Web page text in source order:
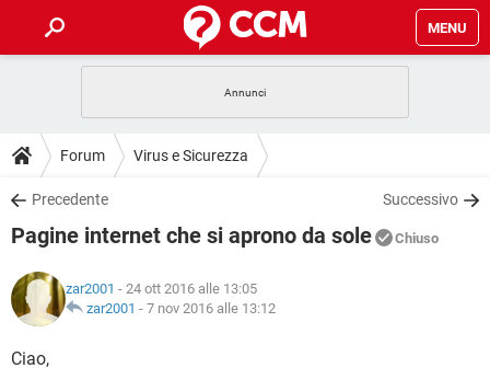
MENU
INTRATTENIMENTO ANDROID
iOS
INSTAGRAM WHATSAPP
TIKTOK
HARDWARE
GUIDE
COVID-19
INSTAGRAM
TIKTOK
HARDWARE
DOWNLOAD
COVID-19 GAMING
INTRATTENIMENTO
iOS WINDOWS 10
INSTAGRAM
FORUM
COVID-19
INTRATTENIMENTO
iOS
GLOSSARIO
COVID-19
Forum Virus e Sicurezza
Precedente Successivo
Pagine internet che si aprono da sole Chiuso
zar2001 - 24 ott 2016 alle 13:05
zar2001 - 7 nov 2016 alle 13:12
Ciao,